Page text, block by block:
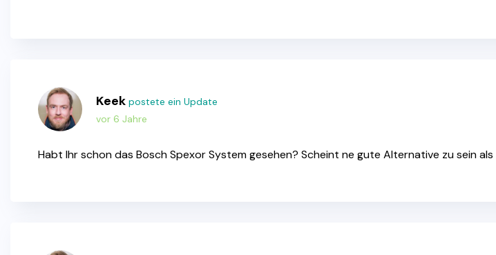
Keek postete ein Update
vor 6 Jahre
Habt Ihr schon das Bosch Spexor System gesehen? Scheint ne gute Alternative zu sein